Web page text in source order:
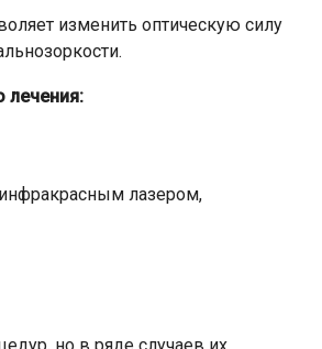
изменить оптическую силу
лечения:
лазером,
но в ряде случаев их